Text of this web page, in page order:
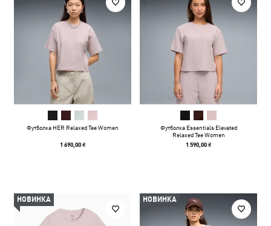
Футболка HER Relaxed Tee Women
1 690,00 ₴
Футболка Essentials Elevated
Relaxed Tee Women
1 590,00 ₴
НОВИНКА НОВИНКА